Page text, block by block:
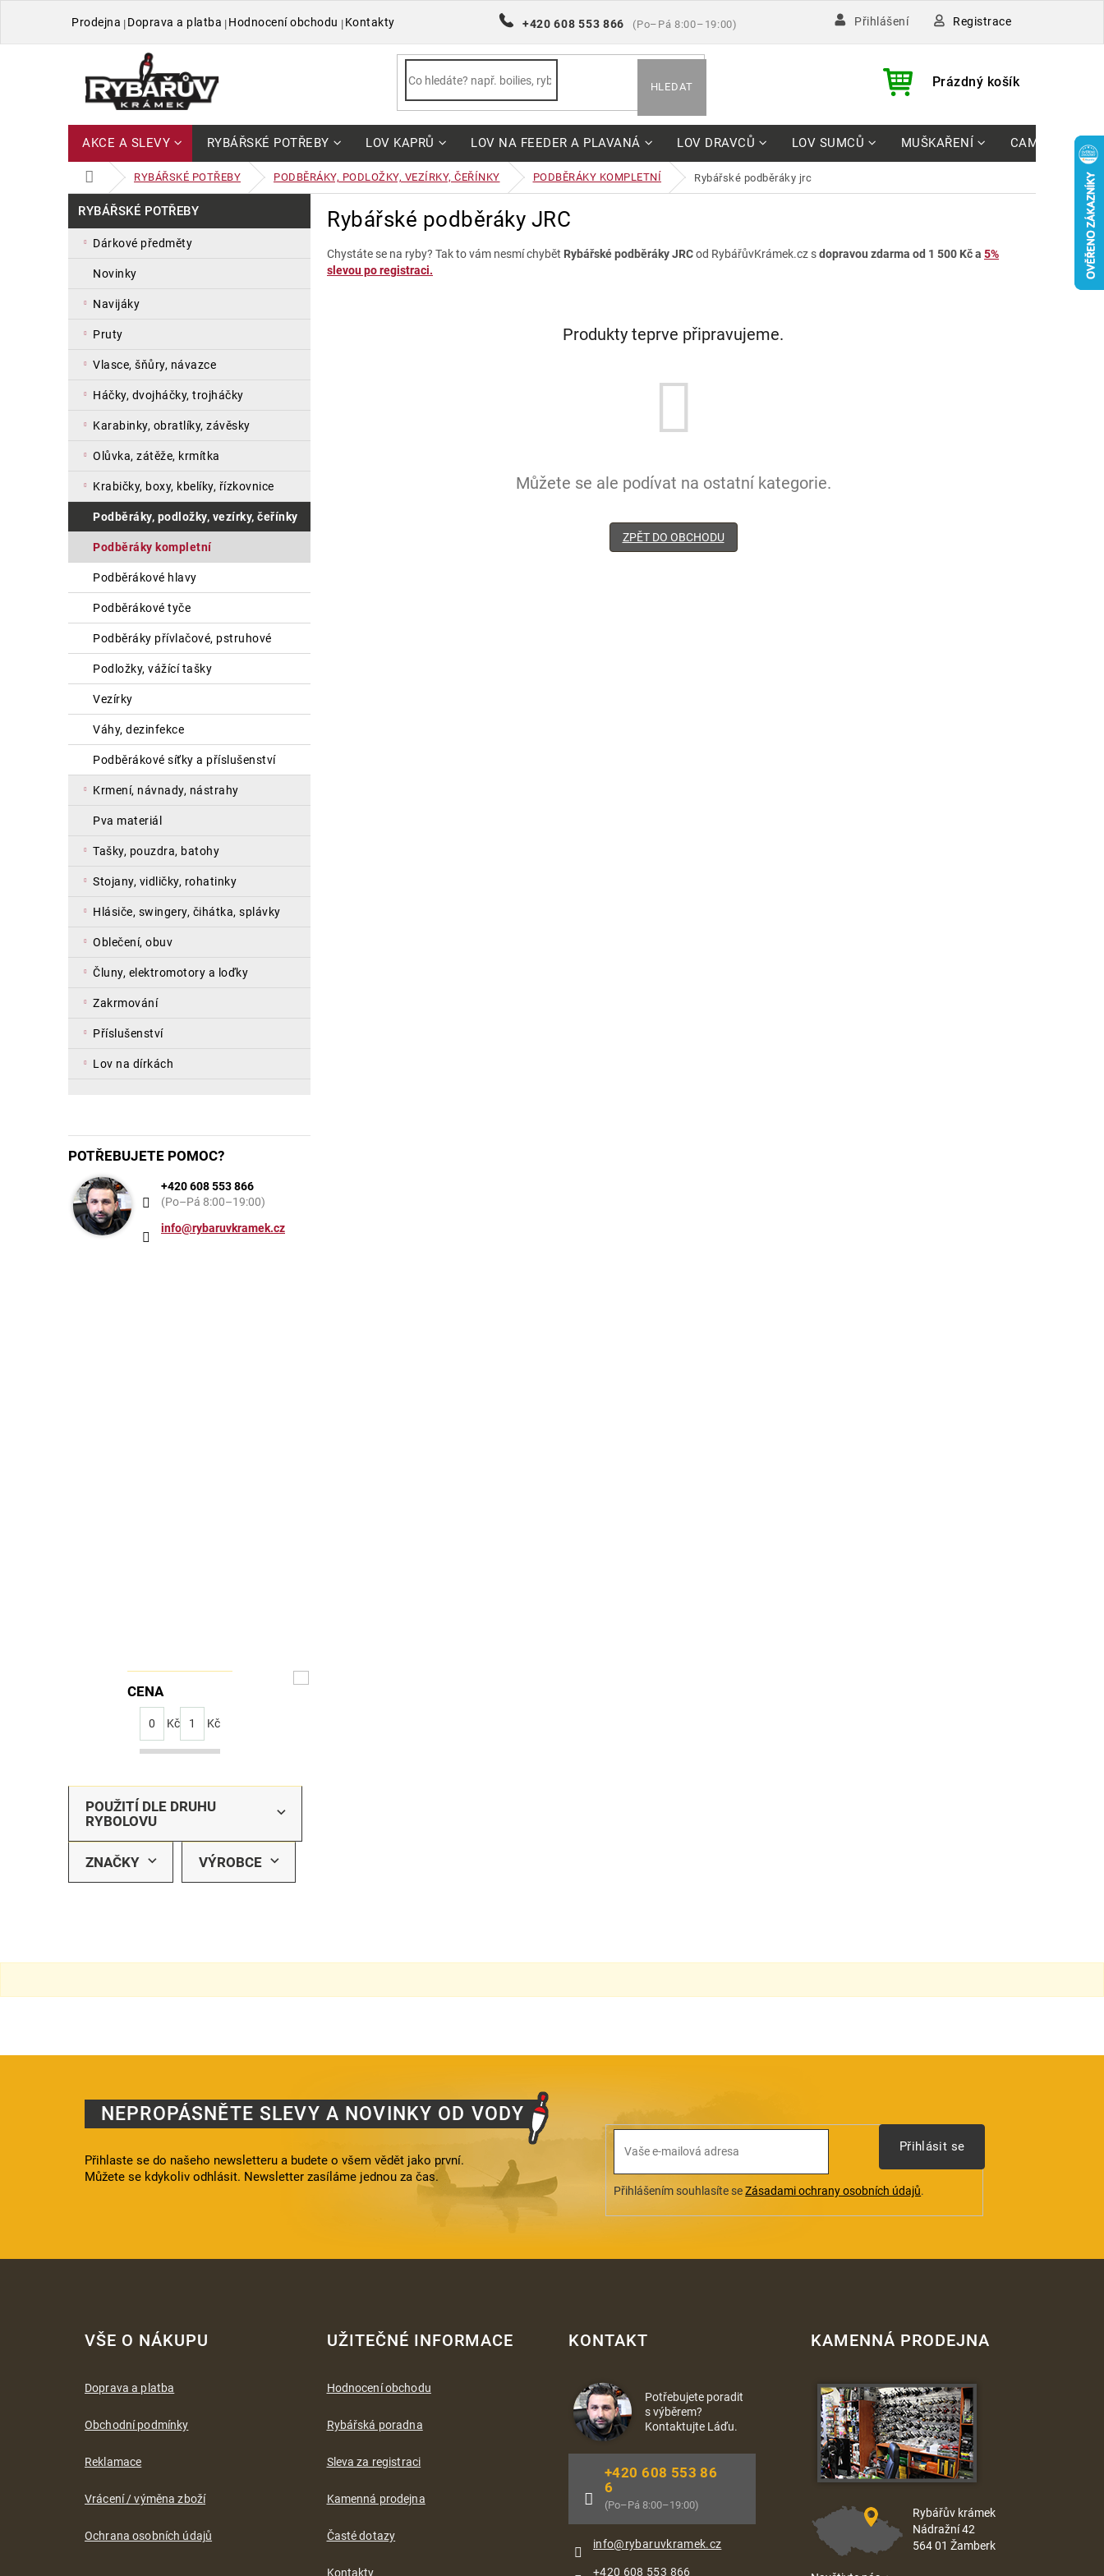
+420 608 553 866 (Po–Pá 8:00–19:00)
Prodejna Doprava a platba Hodnocení obchodu Kontakty Přihlášení Registrace
HLEDAT
NÁKUPNÍ
Prázdný košík
AKCE A SLEVY RYBÁŘSKÉ POTŘEBY LOV KAPRŮ LOV NA FEEDER A PLAVANÁ LOV DRAVCŮ LOV SUMCŮ MUŠKAŘENÍ CAMPING
DOMŮ RYBÁŘSKÉ POTŘEBY PODBĚRÁKY, PODLOŽKY, VEZÍRKY, ČEŘÍNKY PODBĚRÁKY KOMPLETNÍ rybářské podběráky jrc
kategorie
RYBÁŘSKÉ POTŘEBY
dárkové předměty
novinky
navijáky
pruty
vlasce, šňůry, návazce
háčky, dvojháčky, trojháčky
karabinky, obratlíky, závěsky
olůvka, zátěže, krmítka
krabičky, boxy, kbelíky, řízkovnice
podběráky, podložky, vezírky, čeřínky
podběráky kompletní
podběrákové hlavy
podběrákové tyče
podběráky přívlačové, pstruhové
podložky, vážící tašky
vezírky
váhy, dezinfekce
podběrákové síťky a příslušenství
krmení, návnady, nástrahy
pva materiál
tašky, pouzdra, batohy
stojany, vidličky, rohatinky
hlásiče, swingery, čihátka, splávky
oblečení, obuv
čluny, elektromotory a loďky
zakrmování
příslušenství
lov na dírkách
POTŘEBUJETE POMOC?
+420 608 553 866
(Po–Pá 8:00–19:00)
info@rybaruvkramek.cz
CENA
0 Kč 1 Kč
ZNAČKY
POUŽITÍ DLE DRUHU
RYBOLOVU
VÝROBCE
Rybářské podběráky JRC
Chystáte se na ryby? Tak to vám nesmí chybět Rybářské podběráky JRCod RybářůvKrámek.cz sdopravou zdarma od 1 500 Kč a 5%
slevou po registraci.
Produkty teprve připravujeme.
Můžete se ale podívat na ostatní kategorie.
ZPĚT DO OBCHODU
NEPROPÁSNĚTE SLEVY A NOVINKY OD VODY
Přihlaste se do našeho newsletteru a budete o všem vědět jako první.
Můžete se kdykoliv odhlásit. Newsletter zasíláme jednou za čas.
Přihlášením souhlasíte seZásadami ochrany osobních údajů.
Přihlásit se
VŠE O NÁKUPU
Doprava a platba
Obchodní podmínky
Reklamace
Vrácení / výměna zboží
Ochrana osobních údajů
UŽITEČNÉ INFORMACE
Hodnocení obchodu
Rybářská poradna
Sleva za registraci
Kamenná prodejna
Časté dotazy
Kontakty
KONTAKT
Potřebujete poradit
s výběrem?
Kontaktujte Láďu.
info@rybaruvkramek.cz
+420 608 553 86
6
(Po–Pá 8:00–19:00)
+420 608 553 866
KAMENNÁ PRODEJNA
Rybářův krámek
Nádražní 42
564 01 Žamberk